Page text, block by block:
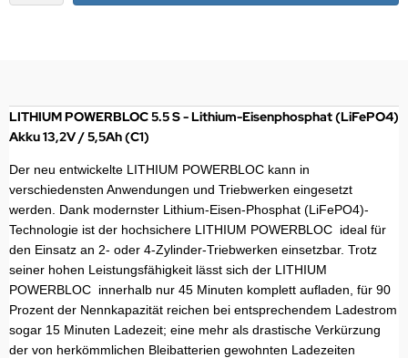
LITHIUM POWERBLOC 5.5 S- Lithium-Eisenphosphat (LiFePO4)
Akku 13,2V / 5,5Ah (C1)
Der neu entwickelte LITHIUM POWERBLOC kann in
verschiedensten Anwendungen und Triebwerken eingesetzt
werden. Dank modernster Lithium-Eisen-Phosphat (LiFePO4)-
Technologie ist der hochsichere LITHIUM POWERBLOC ideal für
den Einsatz an 2- oder 4-Zylinder-Triebwerken einsetzbar. Trotz
seiner hohen Leistungsfähigkeit lässt sich der LITHIUM
POWERBLOC innerhalb nur 45 Minuten komplett aufladen, für 90
Prozent der Nennkapazität reichen bei entsprechendem Ladestrom
sogar 15 Minuten Ladezeit; eine mehr als drastische Verkürzung
der von herkömmlichen Bleibatterien gewohnten Ladezeiten